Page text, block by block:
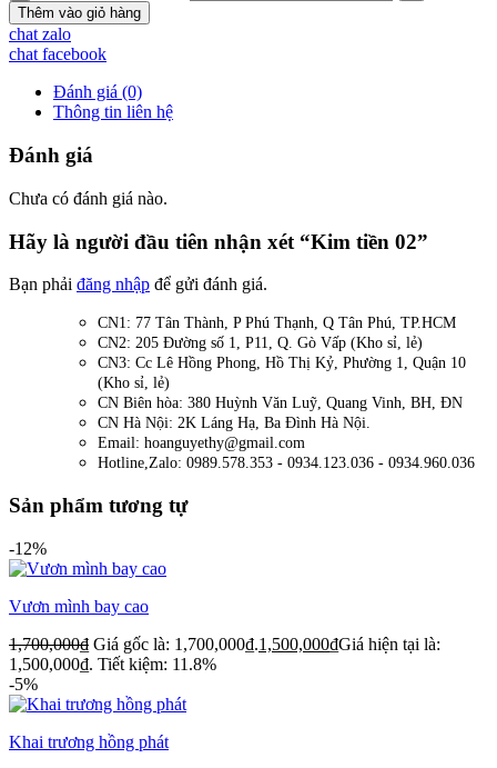
Thêm vào giỏ hàng
chat zalo
chat facebook
Đánh giá (0)
Thông tin liên hệ
Đánh giá
Chưa có đánh giá nào.
Hãy là người đầu tiên nhận xét “Kim tiền 02”
Bạn phải đăng nhập để gửi đánh giá.
CN1: 77 Tân Thành, P Phú Thạnh, Q Tân Phú, TP.HCM
CN2: 205 Đường số 1, P11, Q. Gò Vấp (Kho sỉ, lẻ)
CN3: Cc Lê Hồng Phong, Hồ Thị Kỷ, Phường 1, Quận 10
(Kho sỉ, lẻ)
CN Biên hòa: 380 Huỳnh Văn Luỹ, Quang Vinh, BH, ĐN
CN Hà Nội: 2K Láng Hạ, Ba Đình Hà Nội.
Email: hoanguyethy@gmail.com
Hotline,Zalo: 0989.578.353 - 0934.123.036 - 0934.960.036
Sản phẩm tương tự
-12%
Vươn mình bay cao
1,700,000₫ Giá gốc là: 1,700,000₫.1,500,000₫Giá hiện tại là:
1,500,000₫. Tiết kiệm: 11.8%
-5%
Khai trương hồng phát